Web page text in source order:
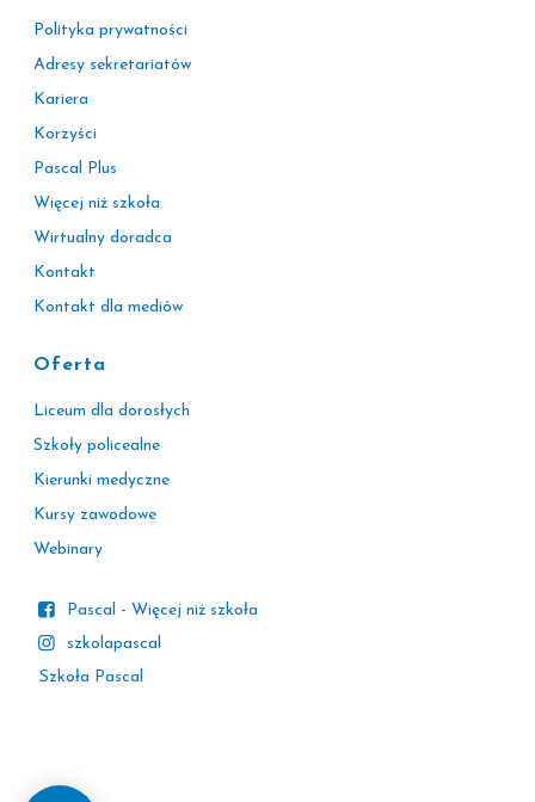
Polityka prywatności
Adresy sekretariatów
Kariera
Korzyści
Pascal Plus
Więcej niż szkoła
Wirtualny doradca
Kontakt
Kontakt dla mediów
Oferta
Liceum dla dorosłych
Szkoły policealne
Kierunki medyczne
Kursy zawodowe
Webinary
Pascal - Więcej niż szkoła
szkolapascal
Szkoła Pascal